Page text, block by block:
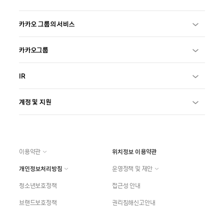
카카오 그룹의 서비스
카카오그룹
IR
계정 및 지원
이용약관
위치정보 이용약관
개인정보처리방침
운영정책 및 제안
청소년보호정책
접근성 안내
브랜드보호정책
권리침해신고안내